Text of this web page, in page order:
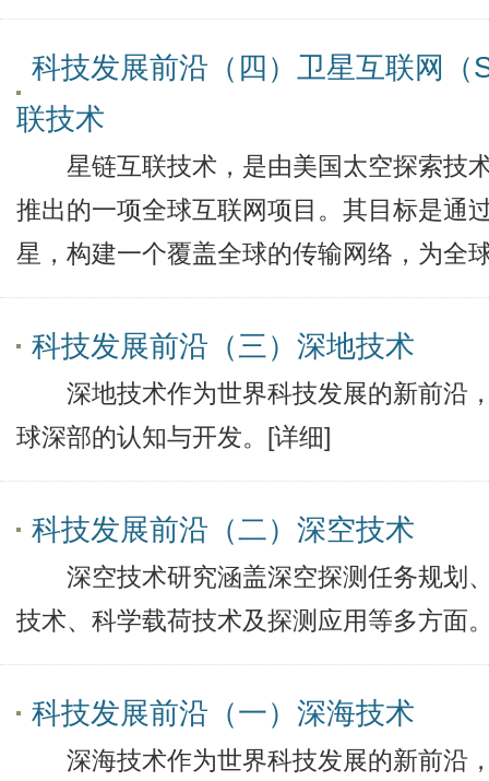
科技发展前沿（四）卫星互联网（
联技术
星链互联技术，是由美国太空探索技
推出的一项全球互联网项目。其目标是通
星，构建一个覆盖全球的传输网络，为
科技发展前沿（三）深地技术
深地技术作为世界科技发展的新前沿
球深部的认知与开发。 [详细]
科技发展前沿（二）深空技术
深空技术研究涵盖深空探测任务规划
技术、科学载荷技术及探测应用等多方面
科技发展前沿（一）深海技术
深海技术作为世界科技发展的新前沿